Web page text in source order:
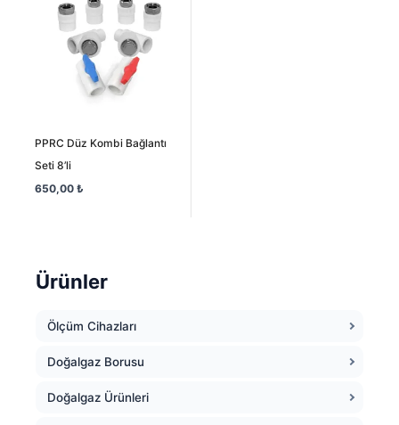
PPRC Düz Kombi Bağlantı
Seti 8’li
650,00₺
Ürünler
Ölçüm Cihazları
Doğalgaz Borusu
Doğalgaz Ürünleri